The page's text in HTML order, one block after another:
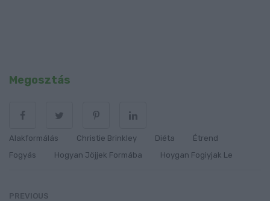
Megosztás
Alakformálás Christie Brinkley Diéta
Étrend
Fogyás
Hogyan Jöjjek Formába Hoygan Fogiyjak Le
PREVIOUS